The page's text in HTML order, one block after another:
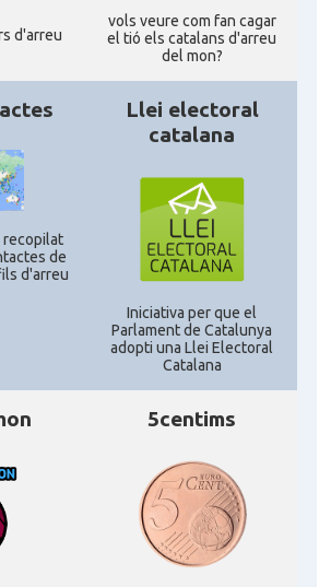
Catalans a Philadelphia,
Pennsylvania, USA
Catalans a PROVIDENCE
Catalans a RENO
Catalans a SAINT LOUIS
Catalans a San Antonio - Texas
Catalans a San Diego
Catalans a SAN FRANCISCO
d'arreu
vols veure com fan cagar
el tió els catalans d'arreu
del mon?
recopilat
de
d'arreu
Llei electoral
catalana
Iniciativa per que el
Parlament de Catalunya
adopti una Llei Electoral
Catalana
5centims